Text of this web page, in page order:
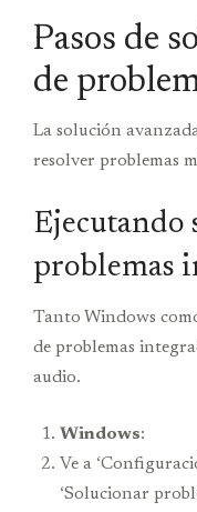
Pasos de
de
La solución
resolver problemas
Ejecutando
problemas
Tanto Windows
de problemas
audio.
Windows:
Ve a
‘Solucionar